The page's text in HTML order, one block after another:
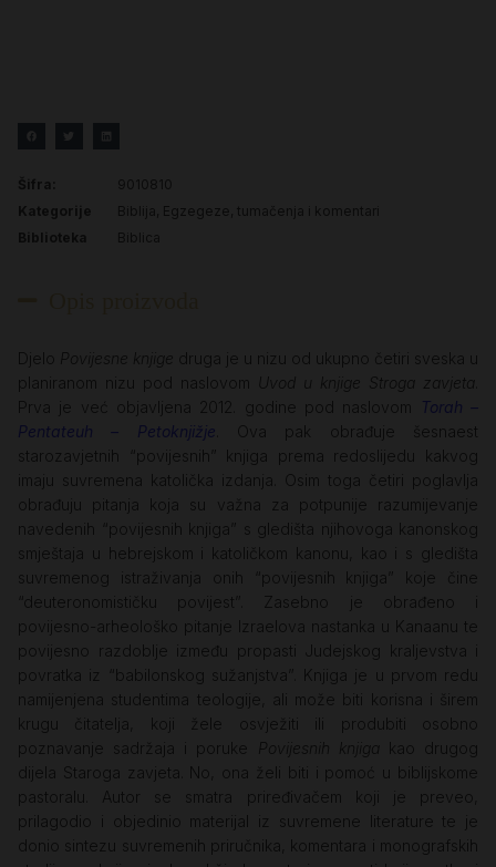
Šifra:
9010810
Kategorije
Biblija
Egzegeze, tumačenja i komentari
Biblioteka
Biblica
Djelo Povijesne knjige
druga je u nizu od ukupno četiri sveska u
planiranom nizu pod naslovom
Uvod u knjige Stroga zavjeta
Prva je već objavljena 2012. godine pod naslovom
Torah –
Pentateuh – Petoknjižje . Ova pak obrađuje šesnaest
starozavjetnih “povijesnih” knjiga prema redoslijedu kakvog
imaju suvremena katolička izdanja. Osim toga četiri poglavlja
obrađuju pitanja koja su važna za potpunije razumijevanje
navedenih “povijesnih knjiga” s gledišta njihovoga kanonskog
smještaja u hebrejskom i katoličkom kanonu, kao i s gledišta
suvremenog istraživanja onih “povijesnih knjiga” koje čine
“deuteronomističku povijest”. Zasebno je obrađeno i
povijesno-arheološko pitanje Izraelova nastanka u Kanaanu te
povijesno razdoblje između propasti Judejskog kraljevstva i
povratka iz “babilonskog sužanjstva”. Knjiga je u prvom redu
namijenjena studentima teologije, ali može biti korisna i širem
krugu čitatelja, koji žele osvježiti ili produbiti osobno
poznavanje sadržaja i poruke
Povijesnih knjiga kao drugog
dijela Staroga zavjeta. No, ona želi biti i pomoć u biblijskome
pastoralu. Autor se smatra priređivačem koji je preveo,
prilagodio i objedinio materijal iz suvremene literature te je
donio sintezu suvremenih priručnika, komentara i monografskih